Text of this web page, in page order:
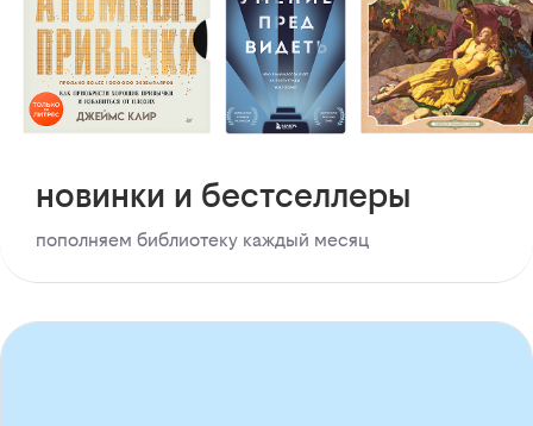
новинки и бестселлеры
пополняем библиотеку каждый месяц